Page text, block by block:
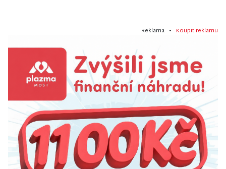
Reklama • Koupit reklamu